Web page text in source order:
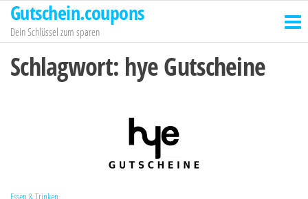
Zum
Inhalt
springen
Gutschein.coupons
Dein Schlüssel zum sparen
Schlagwort: hye Gutscheine